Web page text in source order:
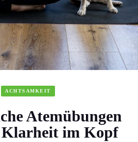
ACHTSAMKEIT
Atemübungen
im Kopf